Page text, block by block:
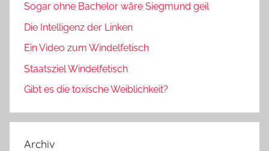
Sogar ohne Bachelor wäre Siegmund geil
Die Intelligenz der Linken
Ein Video zum Windelfetisch
Staatsziel Windelfetisch
Gibt es die toxische Weiblichkeit?
Archiv